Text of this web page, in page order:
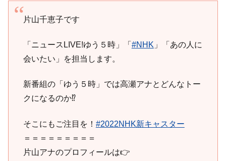
片山千恵子です
「ニュースLIVE!ゆう５時」「 #NHK 」「あの人に
会いたい」を担当します。
新番組の「ゆう５時」では高瀬アナとどんなトー
クになるのか⁉
そこにもご注目を！ #2022NHK新キャスター
＝＝＝＝＝＝＝＝＝
片山アナのプロフィールは👉